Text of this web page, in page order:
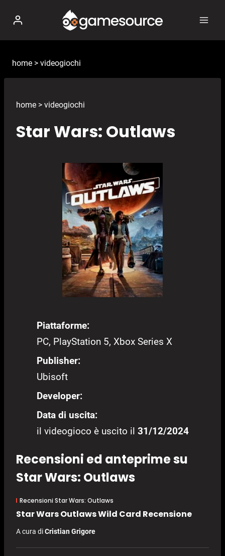
contenuto
home > videogiochi
home > videogiochi
Star Wars: Outlaws
Piattaforme:
PC, PlayStation 5, Xbox Series X
Publisher:
Ubisoft
Developer:
Data di uscita:
il videogioco è uscito il 31/12/2024
Recensioni ed anteprime su
Star Wars: Outlaws
Recensioni Star Wars: Outlaws
Star Wars Outlaws Wild Card Recensione
A cura diCristian Grigore